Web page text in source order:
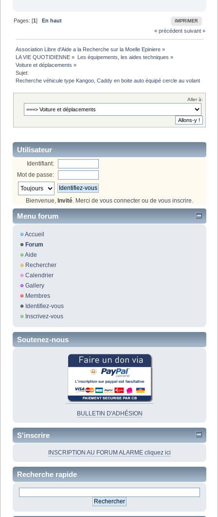
IMPRIMER
Pages: [1]En haut
« précédent suivant »
Association Libre d'Aide a la Recherche sur la Moelle Epiniere »
LA VIE QUOTIDIENNE » Les équipements, les aides techniques »
Voiture et déplacements »
Sujet:
Recherche véhicule type Kangoo, Caddy en boite auto équipé cercle au volant
Aller à:
Utilisateur
Identifiant:
Mot de passe:
Bienvenue, Invité . Merci de vous connecter ou de vous inscrire
Menu forum
Accueil
Forum
Aide
Rechercher
Calendrier
Gallery
Membres
Identifiez-vous
Inscrivez-vous
Soutenez-nous
BULLETIN D'ADHÉSION
S'inscrire
INSCRIPTION AU FORUM ALARME cliquez ici
Recherche rapide